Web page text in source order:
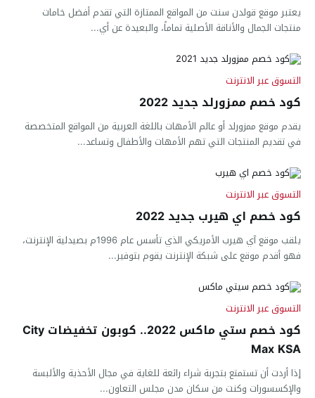
يعتبر موقع قولدن سنت من المواقع الممتازة التي تقدم أفضل خامات
منتجات الجمال والأناقة الأصلية تماماً، والبعيدة عن أي...
التسوق عبر الانترنت
كود خصم ممزورلد جديد 2022
يقدم موقع ممزورلد أو عالم الأمهات باللغة العربية من المواقع المتخصصة
في تقديم المنتجات التي تهم الأمهات والأطفال وتساعد...
التسوق عبر الانترنت
كود خصم اي هيرب جديد 2022
يلقب موقع آي هيرب الأمريكي الذي تأسس عام 1996م بصيدلية الإنترنت،
فهو أقدم موقع على شبكة الإنترنت يقوم بتوفير...
التسوق عبر الانترنت
كود خصم ستي ماكس 2022.. كوبون تخفيضات City
Max KSA
إذا أردت أن تستمتع بتجربة شراء رائعة للغاية في مجال الأحذية والألبسة
والإكسسورات وكنت من سكان مدن مجلس التعاون...